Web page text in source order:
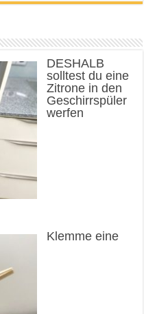
DESHALB
solltest du eine
Zitrone in den
Geschirrspüler
werfen
Klemme eine